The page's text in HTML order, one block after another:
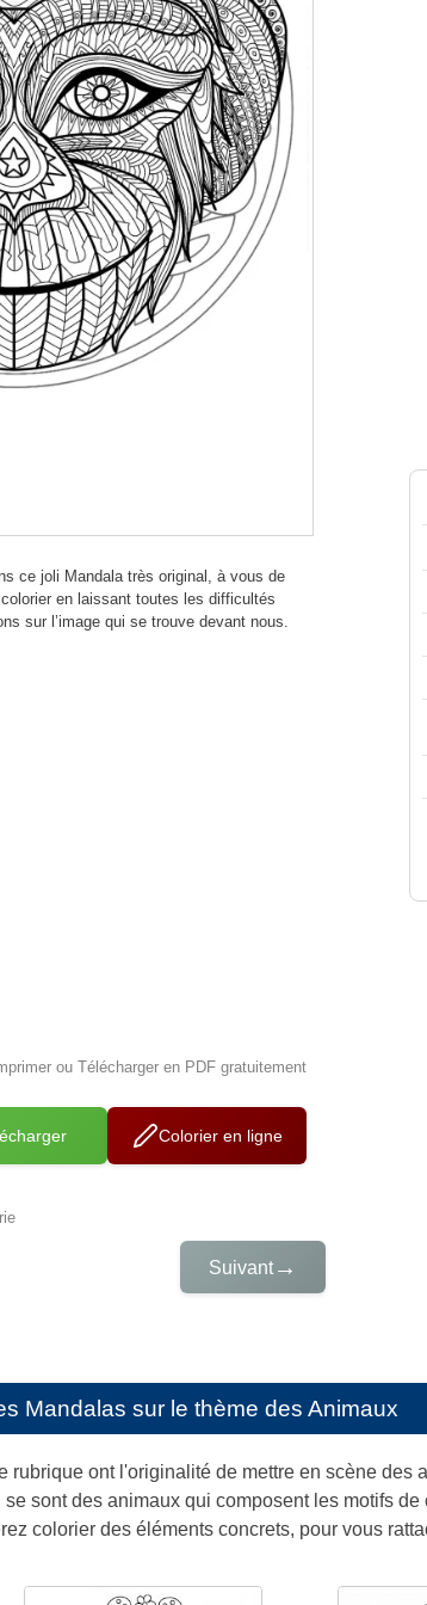
ce joli Mandala très original, à vous de
en laissant toutes les difficultés
sur l’image qui se trouve devant nous.
ou Télécharger en PDF gratuitement
Colorier en ligne
Suivant→
Mandalas sur le thème des Animaux
rubrique ont l'originalité de mettre en scène des
sont des animaux qui composent les motifs
colorier des éléments concrets, pour vous